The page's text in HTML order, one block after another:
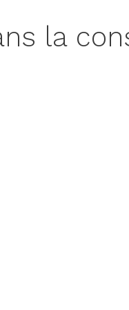
la